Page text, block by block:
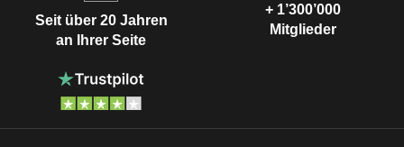
Seit über 20 Jahren
an Ihrer Seite
+ 1’300’000
Mitglieder